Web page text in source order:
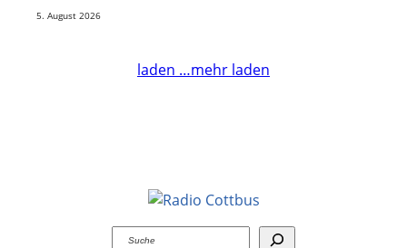
5. August 2026
laden …mehr laden
Suchen